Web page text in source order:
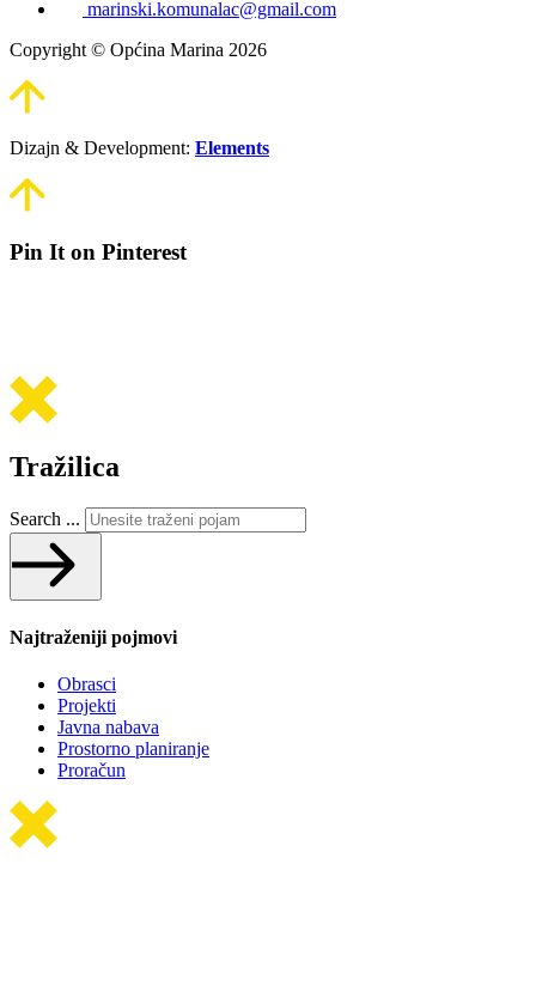
marinski.komunalac@gmail.com
Copyright © Općina Marina 2026
Dizajn & Development: Elements
Pin It on Pinterest
Tražilica
Search ...
Najtraženiji pojmovi
Obrasci
Projekti
Javna nabava
Prostorno planiranje
Proračun